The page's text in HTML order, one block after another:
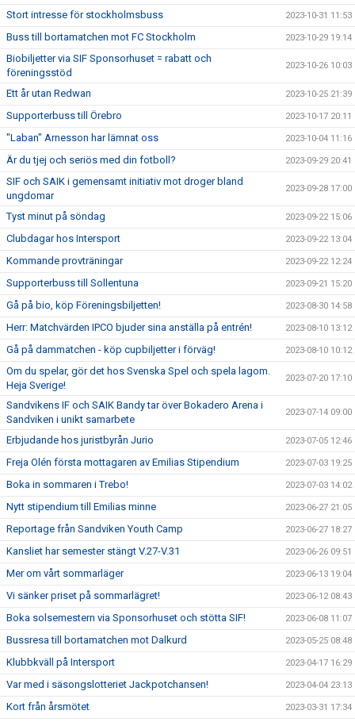
Stort intresse för stockholmsbuss 2023-10-31 11:53
Buss till bortamatchen mot FC Stockholm 2023-10-29 19:14
Biobiljetter via SIF Sponsorhuset = rabatt och
föreningsstöd
2023-10-26 10:03
Ett år utan Redwan 2023-10-25 21:39
Supporterbuss till Örebro 2023-10-17 20:11
"Laban" Arnesson har lämnat oss 2023-10-04 11:16
Är du tjej och seriös med din fotboll? 2023-09-29 20:41
SIF och SAIK i gemensamt initiativ mot droger bland
ungdomar
2023-09-28 17:00
Tyst minut på söndag 2023-09-22 15:06
Clubdagar hos Intersport 2023-09-22 13:04
Kommande provträningar 2023-09-22 12:24
Supporterbuss till Sollentuna 2023-09-21 15:20
Gå på bio, köp Föreningsbiljetten! 2023-08-30 14:58
Herr: Matchvärden IPCO bjuder sina anställa på entrén! 2023-08-10 13:12
Gå på dammatchen - köp cupbiljetter i förväg! 2023-08-10 10:12
Om du spelar, gör det hos Svenska Spel och spela lagom.
Heja Sverige!
2023-07-20 17:10
Sandvikens IF och SAIK Bandy tar över Bokadero Arena i
Sandviken i unikt samarbete
2023-07-14 09:00
Erbjudande hos juristbyrån Jurio 2023-07-05 12:46
Freja Olén första mottagaren av Emilias Stipendium 2023-07-03 19:25
Boka in sommaren i Trebo! 2023-07-03 14:02
Nytt stipendium till Emilias minne 2023-06-27 21:05
Reportage från Sandviken Youth Camp 2023-06-27 18:27
Kansliet har semester stängt V.27-V.31 2023-06-26 09:51
Mer om vårt sommarläger 2023-06-13 19:04
Vi sänker priset på sommarlägret! 2023-06-12 08:43
Boka solsemestern via Sponsorhuset och stötta SIF! 2023-06-08 11:07
Bussresa till bortamatchen mot Dalkurd 2023-05-25 08:48
Klubbkväll på Intersport 2023-04-17 16:29
Var med i säsongslotteriet Jackpotchansen! 2023-04-04 23:13
Kort från årsmötet 2023-03-31 17:34